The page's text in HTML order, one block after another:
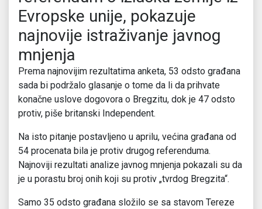
Evropske unije, pokazuje
najnovije istraživanje javnog
mnjenja
Prema najnovijim rezultatima anketa, 53 odsto građana
sada bi podržalo glasanje o tome da li da prihvate
konačne uslove dogovora o Bregzitu, dok je 47 odsto
protiv, piše britanski Independent.
Na isto pitanje postavljeno u aprilu, većina građana od
54 procenata bila je protiv drugog referenduma.
Najnoviji rezultati analize javnog mnjenja pokazali su da
je u porastu broj onih koji su protiv „tvrdog Bregzita“.
Samo 35 odsto građana složilo se sa stavom Tereze